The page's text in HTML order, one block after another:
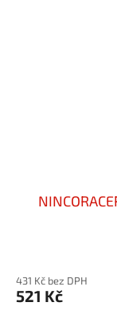
431 Kč bez DPH
521 Kč